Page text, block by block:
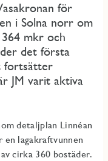
för
i Solna norr om
mkr och
det första
fortsätter
JM varit aktiva
detaljplan Linnéan
en lagakraftvunnen
cirka 360 bostäder.